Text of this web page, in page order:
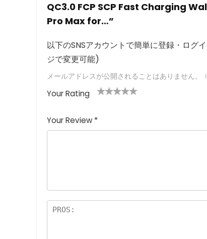
QC3.0 FCP SCP Fast Charging
Pro Max for…”
以下のSNSアカウントで簡単に登録・ログ
ジで変更可能)
メールアドレスが公開されることはありません。
Your Rating
つ
星
価
星
(最
(最高
評価:
(最高評
価: 5つ
高評価: 5
つ星)
Your Review *